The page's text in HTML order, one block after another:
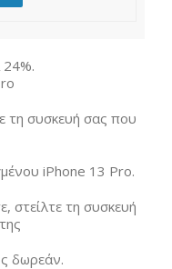
τη συσκευή σας που
iPhone 13 Pro.
στείλτε τη συσκευή
δωρεάν.